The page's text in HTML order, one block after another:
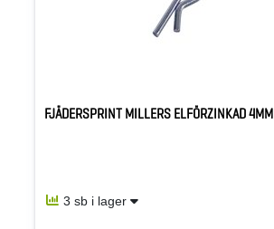
FJÄDERSPRINT MILLERS ELFÖRZINKAD 4MM
3 sb i lager